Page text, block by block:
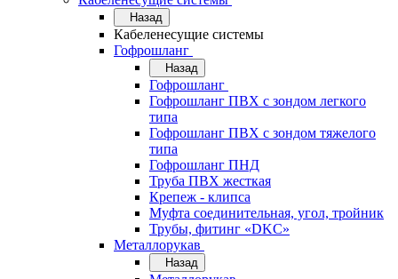
Назад
Кабеленесущие системы
Гофрошланг
Назад
Гофрошланг
Гофрошланг ПВХ с зондом легкого
типа
Гофрошланг ПВХ с зондом тяжелого
типа
Гофрошланг ПНД
Труба ПВХ жесткая
Крепеж - клипса
Муфта соединительная, угол, тройник
Трубы, фитинг «DKC»
Металлорукав
Назад